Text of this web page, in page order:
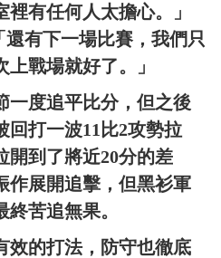
裡有任何人太擔心。」
有下一場比賽，我們只
戰場就好了。」
一度追平比分，但之後
回打一波11比2攻勢拉
開到了將近20分的差
作展開追擊，但黑衫軍
苦追無果。
效的打法，防守也徹底